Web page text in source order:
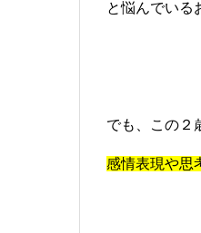
と悩んでいる
でも、この２
感情表現や思